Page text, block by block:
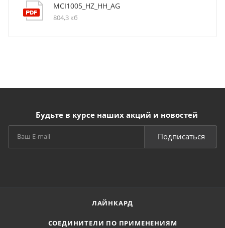
MCI1005_HZ_HH_AG
804,3 кб
Будьте в курсе наших акций и новостей
Подписаться
ЛАЙНКАРД
СОЕДИНИТЕЛИ ПО ПРИМЕНЕНИЯМ